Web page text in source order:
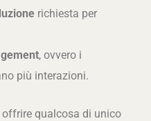
richiesta per
, ovvero i
più interazioni.
qualcosa di unico